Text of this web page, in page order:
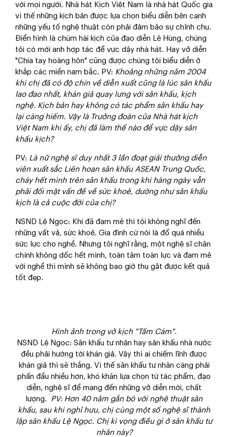
với mọi người. Nhà hát Kịch Việt Nam là nhà hát Quốc gia
vì thế những kịch bản được lựa chọn biểu diễn bên cạnh
những yếu tố nghệ thuật còn phải đảm bảo sự chỉnh chu.
Điển hình là chùm hài kịch của đạo diễn Lê Hùng, chúng
tôi có mời anh hợp tác để vực dậy nhà hát. Hay vở diễn
"Chia tay hoàng hôn" cũng được chúng tôi biểu diễn ở
khắp các miền nam bắc. PV: Khoảng những năm 2004
khi chị đã có độ chín về diễn xuất cũng là lúc sân khấu
lao đao nhất, khán giả quay lưng với sân khấu, kịch
nghệ. Kịch bản hay không có tác phẩm sân khấu hay
lại càng hiếm. Vậy là Trưởng đoàn của Nhà hát kịch
Việt Nam khi ấy, chị đã làm thế nào để vực dậy sân
khấu kịch?
PV: Là nữ nghệ sĩ duy nhất 3 lần đoạt giải thưởng diễn
viên xuất sắc Liên hoan sân khấu ASEAN Trung Quốc,
cháy hết mình trên sân khấu trong khi hàng ngày vẫn
phải đối mặt vấn đề về sức khoẻ, dường như sân khấu
kịch là cả cuộc đời của chị?
NSND Lệ Ngọc: Khi đã đam mê thì tôi không nghĩ đến
những vất vả, sức khoẻ. Gia đình cứ nói là đổ quá nhiều
sức lực cho nghề. Nhưng tôi nghĩ rằng, một nghệ sĩ chân
chính không dốc hết mình, toàn tâm toàn lực và đam mê
với nghề thì mình sẽ không bao giờ thu gặt được kết quả
tốt đẹp.
Hình ảnh trong vở kịch "Tấm Cám".
NSND Lệ Ngọc: Sân khấu tư nhân hay sân khấu nhà nước
đều phải hướng tới khán giả. Vậy thì ai chiếm lĩnh được
khán giả thì sẽ thắng. Vì thế sân khấu tư nhân càng phải
phấn đầu nhiều hơn, khó khăn lựa chọn từ tác phẩm, đạo
diễn, nghệ sĩ để mang đến những vở diễn mới, chất
lượng. PV: Hơn 40 năm gắn bó với nghệ thuật sân
khấu, sau khi nghỉ hưu, chị cùng một số nghệ sĩ thành
lập sân khấu Lệ Ngọc. Chị kì vọng điều gì ở sân khấu tư
nhân này?